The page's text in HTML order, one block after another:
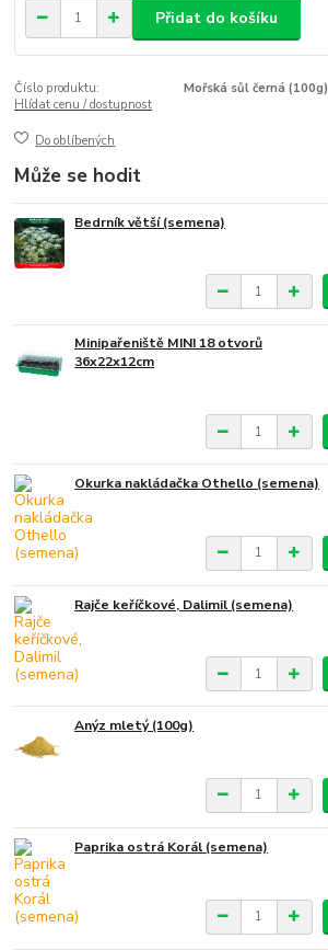
Přidat do košíku
Číslo produktu:
Mořská sůl černá (100g)
Hlídat cenu / dostupnost
Do oblíbených
Může se hodit
Bedrník větší (semena)
Minipařeniště MINI 18 otvorů
36x22x12cm
Okurka nakládačka Othello (semena)
Rajče keříčkové, Dalimil (semena)
Anýz mletý (100g)
Paprika ostrá Korál (semena)